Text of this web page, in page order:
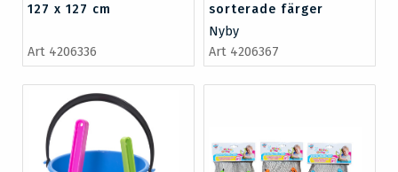
127 x 127 cm
Art 4206336
sorterade färger
Nyby
Art 4206367